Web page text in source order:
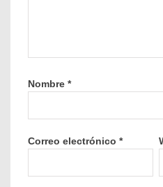
Nombre *
Correo electrónico *